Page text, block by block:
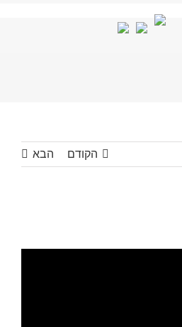
הקודם הבא